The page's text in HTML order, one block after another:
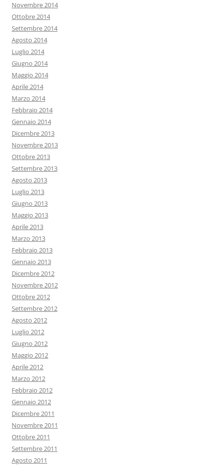
Novembre 2014
Ottobre 2014
Settembre 2014
Agosto 2014
Luglio 2014
Giugno 2014
Maggio 2014
Aprile 2014
Marzo 2014
Febbraio 2014
Gennaio 2014
Dicembre 2013
Novembre 2013
Ottobre 2013
Settembre 2013
Agosto 2013
Luglio 2013
Giugno 2013
Maggio 2013
Aprile 2013
Marzo 2013
Febbraio 2013
Gennaio 2013
Dicembre 2012
Novembre 2012
Ottobre 2012
Settembre 2012
Agosto 2012
Luglio 2012
Giugno 2012
Maggio 2012
Aprile 2012
Marzo 2012
Febbraio 2012
Gennaio 2012
Dicembre 2011
Novembre 2011
Ottobre 2011
Settembre 2011
Agosto 2011